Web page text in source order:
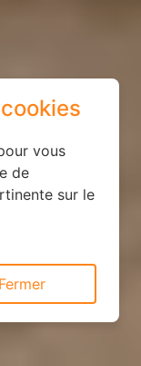
vous
de
sur le
Fermer